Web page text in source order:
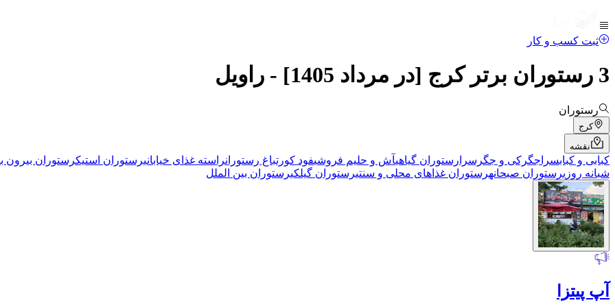
ثبت کسب و کار
3 رستوران برتر کرج [در مرداد 1405] - راویل
رستوران
کرج
نقشه
کبابی و کبابسرا جگرکی و جگرسرا رستوران گیاهیآش و حلیم فروشیفود کورتباغ رستورانراسته غذای خیابانیرستوران استیکرستوران بیرون
شبانه روزیرستوران صبحانهرستوران غذاهای محلی و سنتیرستوران گیلکیرستوران بین الملل
آپ پیتزا